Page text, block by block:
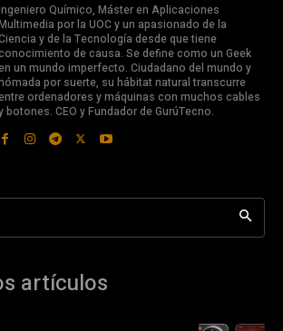
Químico, Máster en Aplicaciones
por la UOC y un apasionado de la
y de la Tecnología desde que tiene
de causa. Se define como un Geek
un mundo imperfecto. Ciudadano del mundo y
por suerte, su hábitat natural transcurre
ordenadores y máquinas con muchos cables
botones. CEO y Fundador de GurúTecno.
artículos